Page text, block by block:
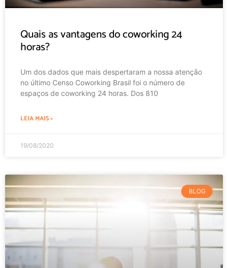
Quais as vantagens do coworking 24
horas?
Um dos dados que mais despertaram a nossa atenção
no último Censo Coworking Brasil foi o número de
espaços de coworking 24 horas. Dos 810
LEIA MAIS »
19/08/2020
BLOG